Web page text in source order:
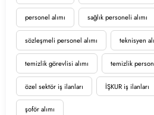
personel alımı sağlık personeli alımı
sözleşmeli personel alımı teknisyen
temizlik görevlisi alımı temizlik
özel sektör iş ilanları İŞKUR iş ilanları
şoför alımı